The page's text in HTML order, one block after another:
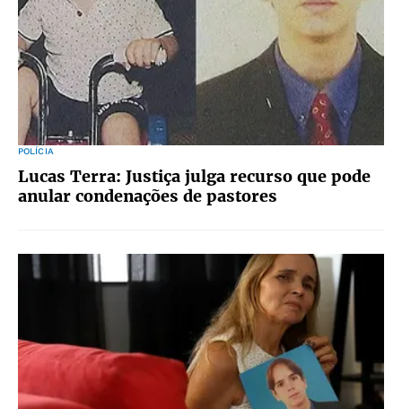
POLÍCIA
Lucas Terra: Justiça julga recurso que pode
anular condenações de pastores